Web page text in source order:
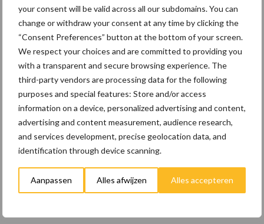
your consent will be valid across all our subdomains. You can
change or withdraw your consent at any time by clicking the
“Consent Preferences” button at the bottom of your screen.
We respect your choices and are committed to providing you
with a transparent and secure browsing experience. The
third-party vendors are processing data for the following
purposes and special features: Store and/or access
information on a device, personalized advertising and content,
advertising and content measurement, audience research,
and services development, precise geolocation data, and
identification through device scanning.
Aanpassen Alles afwijzen Alles accepteren
Themapagina's
Wet en regelgeving Diergezondheid
Vleeskuikens Vermeerdering